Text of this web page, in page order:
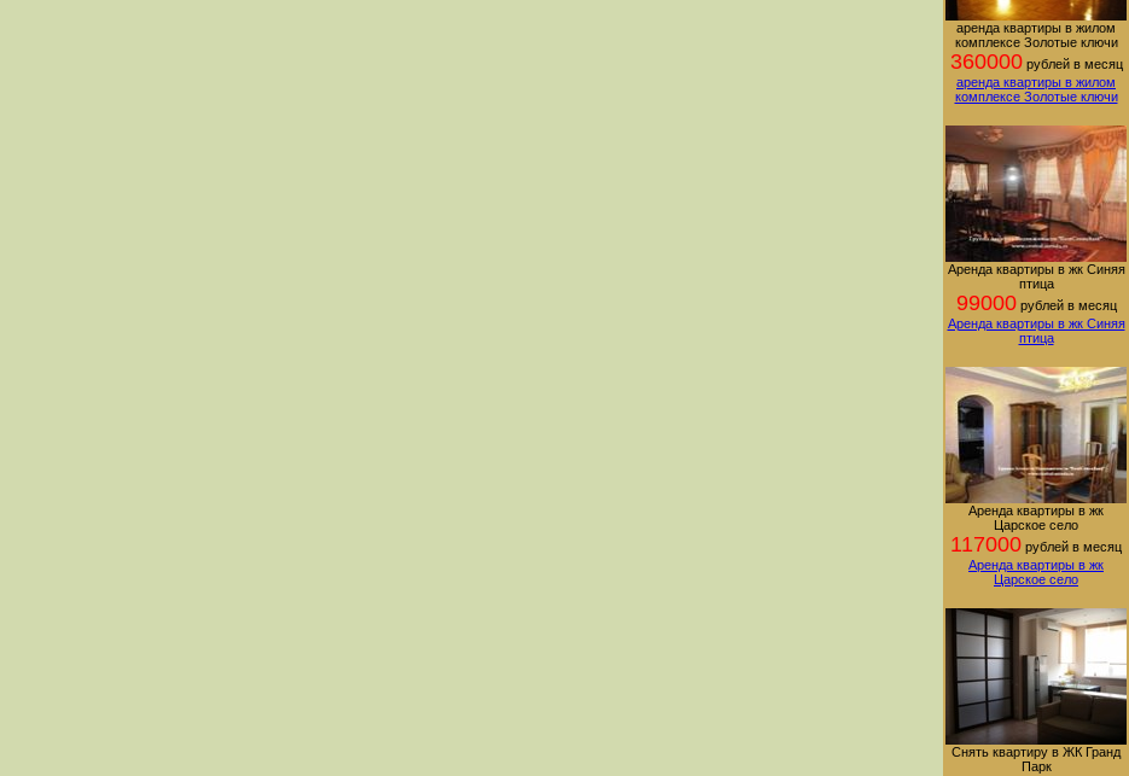
аренда квартиры в жилом
комплексе Золотые ключи
360000рублей в месяц
аренда квартиры в жилом
комплексе Золотые ключи
Аренда квартиры в жк Синяя
птица
99000рублей в месяц
Аренда квартиры в жк Синяя
птица
Аренда квартиры в жк
Царское село
117000 рублей в месяц
Аренда квартиры в жк
Царское село
Снять квартиру в ЖК Гранд
Парк